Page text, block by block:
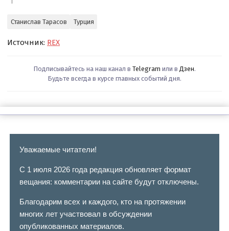
Станислав Тарасов Турция
Источник: REX
Подписывайтесь на наш канал в Telegram или в Дзен.
Будьте всегда в курсе главных событий дня.
Уважаемые читатели!
С 1 июля 2026 года редакция обновляет формат
вещания: комментарии на сайте будут отключены.
Благодарим всех и каждого, кто на протяжении
многих лет участвовал в обсуждении
опубликованных материалов.